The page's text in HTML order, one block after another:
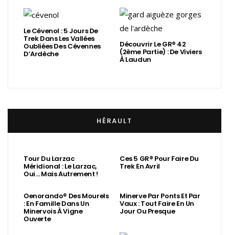
Le Cévenol : 5 Jours De
Trek Dans Les Vallées
Oubliées Des Cévennes
D’Ardèche
Découvrir Le GR® 42
(2ème Partie) : De Viviers
À Laudun
HÉRAULT
Tour Du Larzac
Méridional : Le Larzac,
Oui… Mais Autrement !
Ces 5 GR® Pour Faire Du
Trek En Avril
Oenorando® Des Mourels
: En Famille Dans Un
Minervois À Vigne
Ouverte
Minerve Par Ponts Et Par
Vaux : Tout Faire En Un
Jour Ou Presque